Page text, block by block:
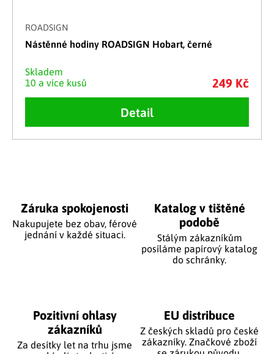
ROADSIGN
Nástěnné hodiny ROADSIGN Hobart, černé
Skladem
10 a více kusů
249 Kč
Detail
Záruka spokojenosti
Nakupujete bez obav, férové
jednání v každé situaci.
Katalog v tištěné
podobě
Stálým zákazníkům
posíláme papírový katalog
do schránky.
Pozitivní ohlasy
zákazníků
Za desítky let na trhu jsme
EU distribuce
Z českých skladů pro české
zákazníky. Značkové zboží